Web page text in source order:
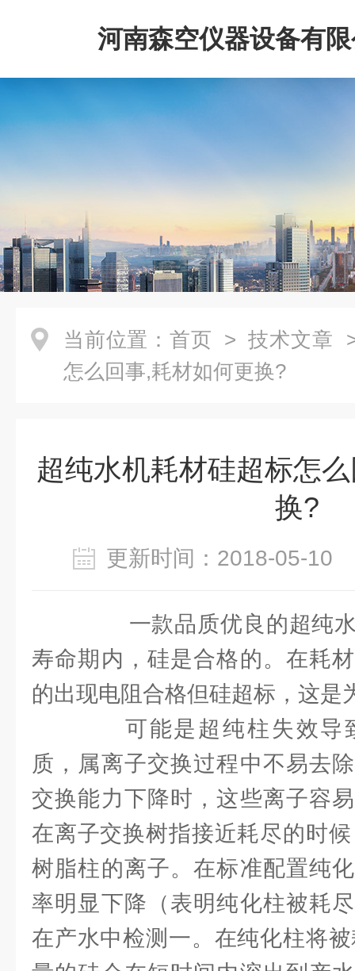
河南森空仪器设备有
当前位置： 首页 > 技术文章
怎么回事,耗材如何更换?
超纯水机耗材硅超标怎
换?
更新时间：2018-05-
一款品质优良的超纯水
寿命期内，硅是合格的。在耗
的出现电阻合格但硅超标，这是
可能是超纯柱失效导
质，属离子交换过程中不易去
交换能力下降时，这些离子容
在离子交换树指接近耗尽的时
树脂柱的离子。在标准配置纯
率明显下降（表明纯化柱被耗
在产水中检测一。在纯化柱将